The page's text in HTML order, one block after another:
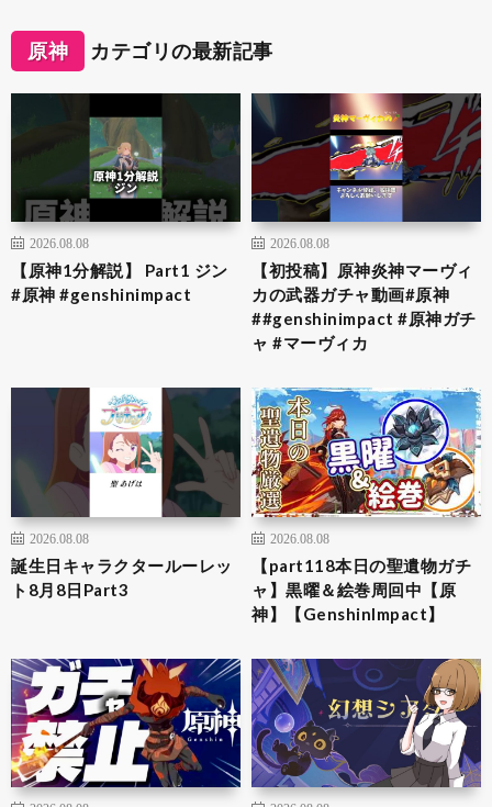
原神 カテゴリの最新記事
2026.08.08
【原神1分解説】 Part1 ジン
#原神 #genshinimpact
2026.08.08
【初投稿】原神炎神マーヴィ
カの武器ガチャ動画#原神
##genshinimpact #原神ガチ
ャ #マーヴィカ
2026.08.08
誕生日キャラクタールーレッ
ト8月8日Part3
2026.08.08
【part118本日の聖遺物ガチ
ャ】黒曜＆絵巻周回中【原
神】【GenshinImpact】